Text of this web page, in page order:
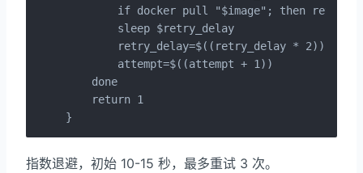
if docker pull "$image"; then return
        sleep $retry_delay
        retry_delay=$((retry_delay * 2))
        attempt=$((attempt + 1))
    done
    return 1
}
指数退避，初始 10-15 秒，最多重试 3 次。